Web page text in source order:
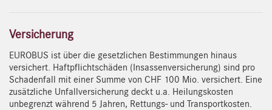
Versicherung
EUROBUS ist über die gesetzlichen Bestimmungen hinaus
versichert. Haftpflichtschäden (Insassenversicherung) sind pro
Schadenfall mit einer Summe von CHF 100 Mio. versichert. Eine
zusätzliche Unfallversicherung deckt u.a. Heilungskosten
unbegrenzt während 5 Jahren, Rettungs- und Transportkosten.